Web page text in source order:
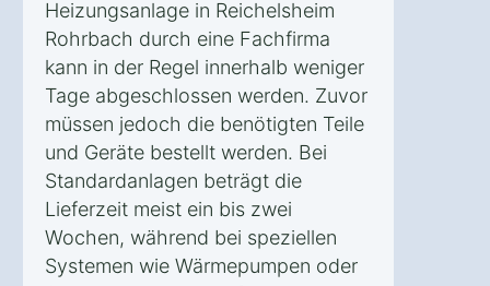
Heizungsanlage in Reichelsheim
Rohrbach durch eine Fachfirma
kann in der Regel innerhalb weniger
Tage abgeschlossen werden. Zuvor
müssen jedoch die benötigten Teile
und Geräte bestellt werden. Bei
Standardanlagen beträgt die
Lieferzeit meist ein bis zwei
Wochen, während bei speziellen
Systemen wie Wärmepumpen oder